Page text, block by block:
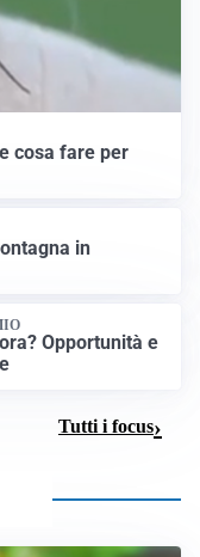
cosa fare per
in
Opportunità e
Tutti i focus